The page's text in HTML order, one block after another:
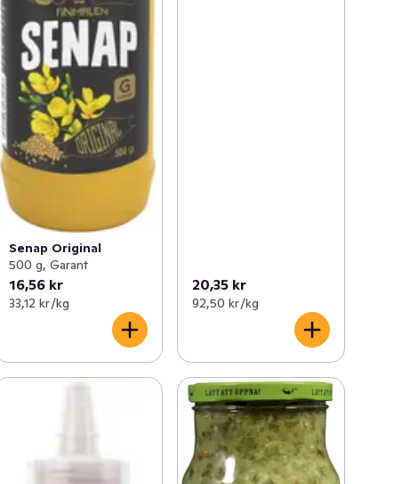
Senap Original
500 g, Garant
16,56 kr
33,12 kr /kg
20,35 kr
92,50 kr /kg